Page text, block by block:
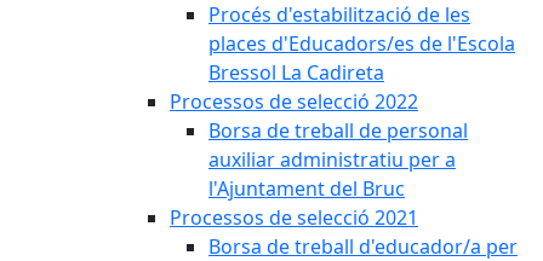
Procés d'estabilització de les
places d'Educadors/es de l'Escola
Bressol La Cadireta
Processos de selecció 2022
Borsa de treball de personal
auxiliar administratiu per a
l'Ajuntament del Bruc
Processos de selecció 2021
Borsa de treball d'educador/a per